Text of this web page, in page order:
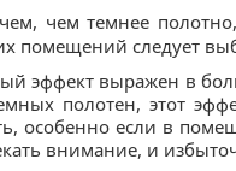
чем темнее
помещений следует
эффект выражен в
полотен, этот
особенно если в
внимание, и